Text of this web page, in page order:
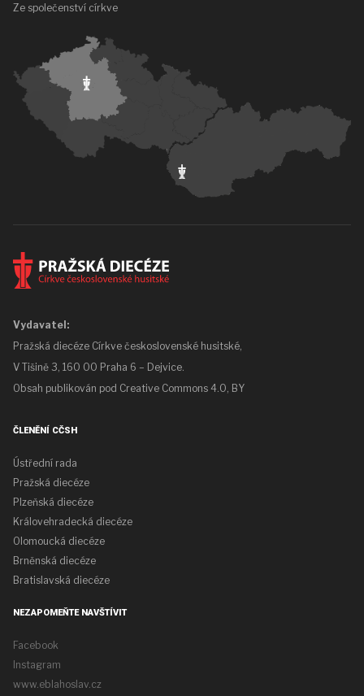
Ze společenství církve
Vydavatel:
Pražská diecéze Církve československé husitské,
V Tišině 3, 160 00 Praha 6 – Dejvice.
Obsah publikován pod Creative Commons 4.0, BY
ČLENĚNÍ CČSH
Ústřední rada
Pražská diecéze
Plzeňská diecéze
Královehradecká diecéze
Olomoucká diecéze
Brněnská diecéze
Bratislavská diecéze
NEZAPOMEŇTE NAVŠTÍVIT
Facebook
Instagram
www.eblahoslav.cz